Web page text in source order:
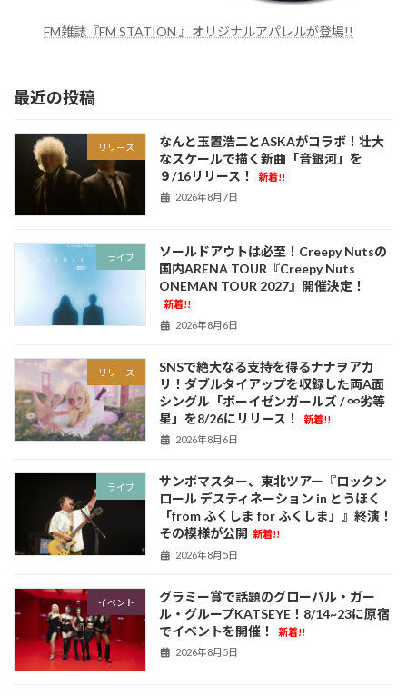
FM雑誌『FM STATION 』オリジナルアパレルが登場!!
最近の投稿
リリース
なんと玉置浩二とASKAがコラボ！壮大
なスケールで描く新曲「音銀河」を
９/16リリース！
新着!!
2026年8月7日
ライブ
ソールドアウトは必至！Creepy Nutsの
国内ARENA TOUR『Creepy Nuts
ONEMAN TOUR 2027』開催決定！
新着!!
2026年8月6日
リリース
SNSで絶大なる支持を得るナナヲアカ
リ！ダブルタイアップを収録した両A面
シングル「ボーイゼンガールズ / ∞劣等
星」を8/26にリリース！
新着!!
2026年8月6日
ライブ
サンボマスター、東北ツアー『ロックン
ロール デスティネーション in とうほく
「from ふくしま for ふくしま」』終演！
その模様が公開 新着!!
2026年8月5日
イベント
グラミー賞で話題のグローバル・ガー
ル・グループKATSEYE！8/14~23に原宿
でイベントを開催！
新着!!
2026年8月5日